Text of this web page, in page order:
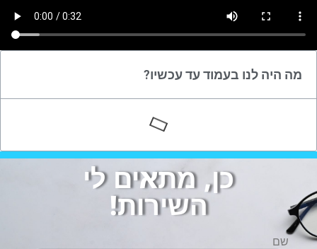
מה היה לנו בעמוד עד עכשיו?
כן, מתאים לי
השירות!
שם